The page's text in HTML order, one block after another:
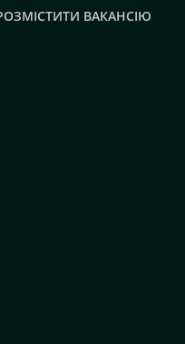
ВАКАНСІЮ